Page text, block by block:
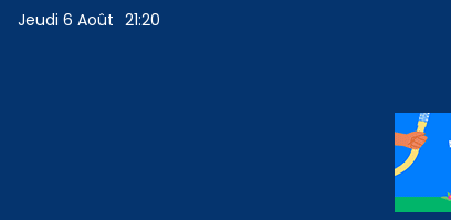
Jeudi 6 Août 21:20